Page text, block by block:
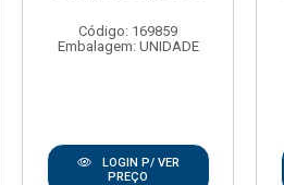
Código: 169859
Embalagem: UNIDADE
LOGIN P/ VER
PREÇO